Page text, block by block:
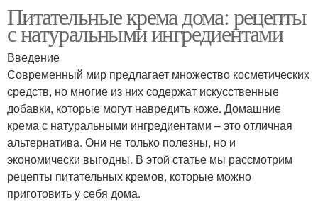
Крем в зависимости
использования
Крем перед
использованием
Белковый крем
Крем для торта Заварной крем
Питательные крема дома: рецепты
с натуральными ингредиентами
Введение
Современный мир предлагает множество косметических
средств, но многие из них содержат искусственные
добавки, которые могут навредить коже. Домашние
крема с натуральными ингредиентами – это отличная
альтернатива. Они не только полезны, но и
экономически выгодны. В этой статье мы рассмотрим
рецепты питательных кремов, которые можно
приготовить у себя дома.